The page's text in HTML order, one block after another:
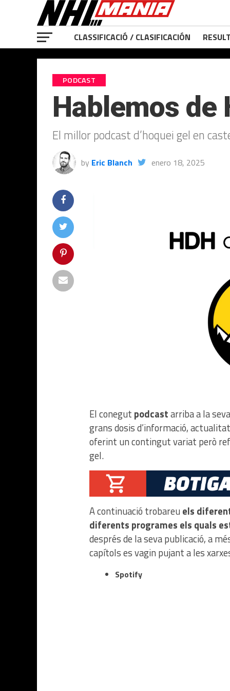
CLASSIFICACIÓ / CLASIFICACIÓN
PODCAST
Hablemos de
El millor podcast d’hoquei gel en
by Eric Blanch enero 18, 2025
El conegut podcastarriba a la seva
grans dosis d’informació,
oferint un contingut variat però
gel.
A continuació trobareu els
diferents programes els quals
després de la seva publicació, a
capítols es vagin pujant a les
Spotify